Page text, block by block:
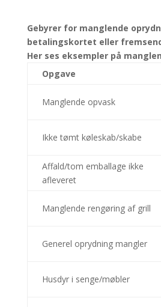
Gebyrer for manglende
betalingskortet eller
Her ses eksempler på
Opgave
Manglende opvask
Ikke tømt køleskab/skabe
Affald/tom emballage ikke
afleveret
Manglende rengøring af grill
Generel oprydning mangler
Husdyr i senge/møbler